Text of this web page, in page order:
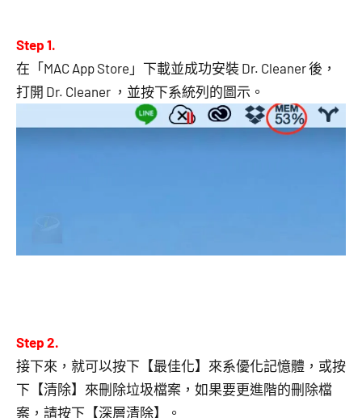
Step 1.
在「MAC App Store」下載並成功安裝 Dr. Cleaner 後，
打開 Dr. Cleaner ，並按下系統列的圖示。
Step 2.
接下來，就可以按下【最佳化】來系優化記憶體，或按
下【清除】來刪除垃圾檔案，如果要更進階的刪除檔
案，請按下【深層清除】。